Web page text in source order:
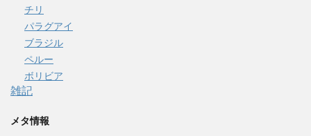
チリ
パラグアイ
ブラジル
ペルー
ボリビア
雑記
メタ情報